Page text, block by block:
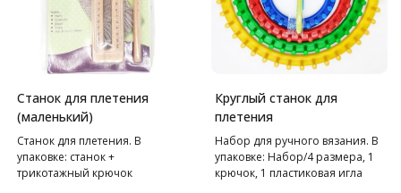
Станок для плетения
(маленький)
Станок для плетения. В
упаковке: станок +
трикотажный крючок
Круглый станок для
плетения
Набор для ручного вязания. В
упаковке: Набор/4 размера, 1
крючок, 1 пластиковая игла